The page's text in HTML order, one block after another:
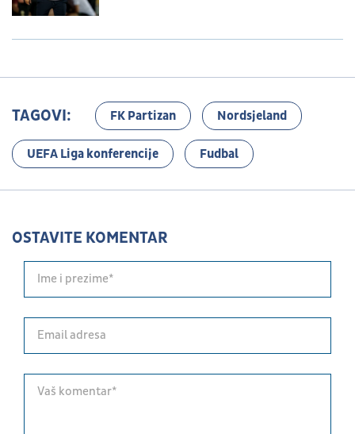
TAGOVI: FK Partizan Nordsjeland
UEFA Liga konferencije Fudbal
OSTAVITE KOMENTAR